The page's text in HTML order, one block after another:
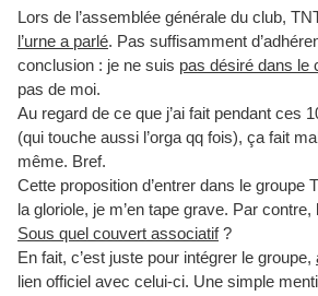
Lors de l’assemblée générale du club,
l’urne a parlé. Pas suffisamment
conclusion : je ne suis pas désiré dans le
pas de moi.
Au regard de ce que j’ai fait pendant ces
(qui touche aussi l’orga qq fois), ça fait
même. Bref.
Cette proposition d’entrer dans le groupe
la gloriole, je m’en tape grave. Par
Sous quel couvert associatif?
En fait, c’est juste pour intégrer le groupe,
lien officiel avec celui-ci. Une simple